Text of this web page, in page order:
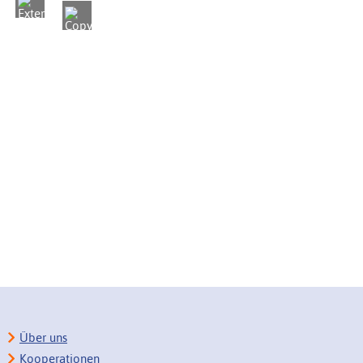
Über uns
Kooperationen